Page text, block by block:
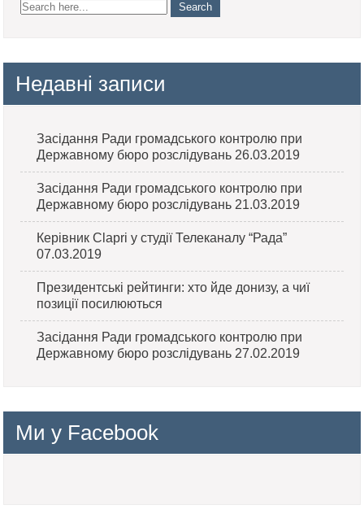
Недавні записи
Засідання Ради громадського контролю при
Державному бюро розслідувань 26.03.2019
Засідання Ради громадського контролю при
Державному бюро розслідувань 21.03.2019
Керівник Clapri у студії Телеканалу “Рада”
07.03.2019
Президентські рейтинги: хто йде донизу, а чиї
позиції посилюються
Засідання Ради громадського контролю при
Державному бюро розслідувань 27.02.2019
Ми у Facebook